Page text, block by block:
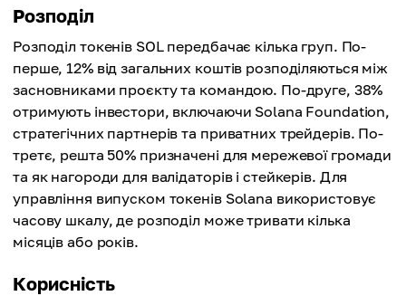
Розподіл
Розподіл токенів SOL передбачає кілька груп. По-
перше, 12% від загальних коштів розподіляються між
засновниками проєкту та командою. По-друге, 38%
отримують інвестори, включаючи Solana Foundation,
стратегічних партнерів та приватних трейдерів. По-
третє, решта 50% призначені для мережевої громади
та як нагороди для валідаторів і стейкерів. Для
управління випуском токенів Solana використовує
часову шкалу, де розподіл може тривати кілька
місяців або років.
Корисність